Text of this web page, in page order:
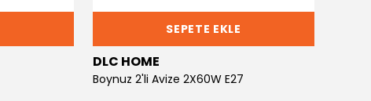
SEPETE EKLE
DLC HOME
Boynuz 2'li Avize 2X60W E27